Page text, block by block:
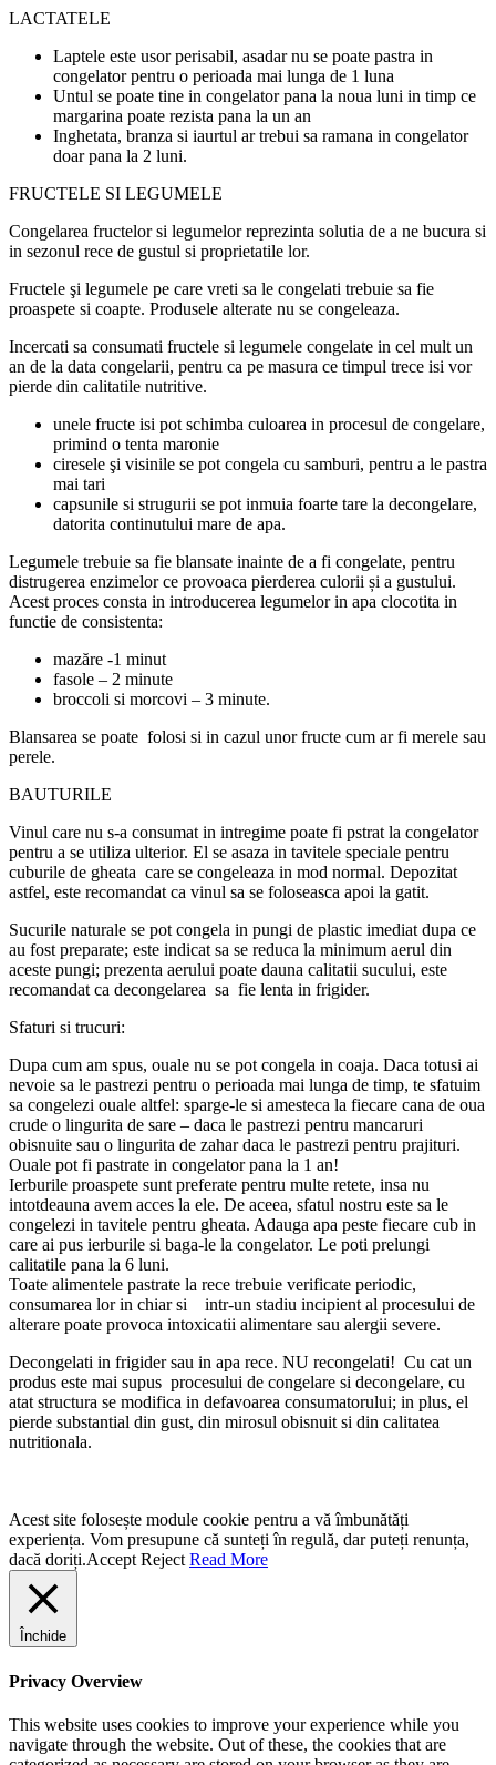
LACTATELE
Laptele este usor perisabil, asadar nu se poate pastra in
congelator pentru o perioada mai lunga de 1 luna
Untul se poate tine in congelator pana la noua luni in timp ce
margarina poate rezista pana la un an
Inghetata, branza si iaurtul ar trebui sa ramana in congelator
doar pana la 2 luni.
FRUCTELE SI LEGUMELE
Congelarea fructelor si legumelor reprezinta solutia de a ne bucura si
in sezonul rece de gustul si proprietatile lor.
Fructele şi legumele pe care vreti sa le congelati trebuie sa fie
proaspete si coapte. Produsele alterate nu se congeleaza.
Incercati sa consumati fructele si legumele congelate in cel mult un
an de la data congelarii, pentru ca pe masura ce timpul trece isi vor
pierde din calitatile nutritive.
unele fructe isi pot schimba culoarea in procesul de congelare,
primind o tenta maronie
ciresele şi visinile se pot congela cu samburi, pentru a le pastra
mai tari
capsunile si strugurii se pot inmuia foarte tare la decongelare,
datorita continutului mare de apa.
Legumele trebuie sa fie blansate inainte de a fi congelate, pentru
distrugerea enzimelor ce provoaca pierderea culorii și a gustului.
Acest proces consta in introducerea legumelor in apa clocotita in
functie de consistenta:
mazăre -1 minut
fasole – 2 minute
broccoli si morcovi – 3 minute.
Blansarea se poate folosi si in cazul unor fructe cum ar fi merele sau
perele.
BAUTURILE
Vinul care nu s-a consumat in intregime poate fi pstrat la congelator
pentru a se utiliza ulterior. El se asaza in tavitele speciale pentru
cuburile de gheata care se congeleaza in mod normal. Depozitat
astfel, este recomandat ca vinul sa se foloseasca apoi la gatit.
Sucurile naturale se pot congela in pungi de plastic imediat dupa ce
au fost preparate; este indicat sa se reduca la minimum aerul din
aceste pungi; prezenta aerului poate dauna calitatii sucului, este
recomandat ca decongelarea sa fie lenta in frigider.
Sfaturi si trucuri:
Dupa cum am spus, ouale nu se pot congela in coaja. Daca totusi ai
nevoie sa le pastrezi pentru o perioada mai lunga de timp, te sfatuim
sa congelezi ouale altfel: sparge-le si amesteca la fiecare cana de oua
crude o lingurita de sare – daca le pastrezi pentru mancaruri
obisnuite sau o lingurita de zahar daca le pastrezi pentru prajituri.
Ouale pot fi pastrate in congelator pana la 1 an!
Ierburile proaspete sunt preferate pentru multe retete, insa nu
intotdeauna avem acces la ele. De aceea, sfatul nostru este sa le
congelezi in tavitele pentru gheata. Adauga apa peste fiecare cub in
care ai pus ierburile si baga-le la congelator. Le poti prelungi
calitatile pana la 6 luni.
Toate alimentele pastrate la rece trebuie verificate periodic,
consumarea lor in chiar si intr-un stadiu incipient al procesului de
alterare poate provoca intoxicatii alimentare sau alergii severe.
Decongelati in frigider sau in apa rece. NU recongelati! Cu cat un
produs este mai supus procesului de congelare si decongelare, cu
atat structura se modifica in defavoarea consumatorului; in plus, el
pierde substantial din gust, din mirosul obisnuit si din calitatea
nutritionala.
Acest site folosește module cookie pentru a vă îmbunătăți
experiența. Vom presupune că sunteți în regulă, dar puteți renunța,
dacă doriți.Accept Reject Read More
Închide
Privacy Overview
This website uses cookies to improve your experience while you
navigate through the website. Out of these, the cookies that are